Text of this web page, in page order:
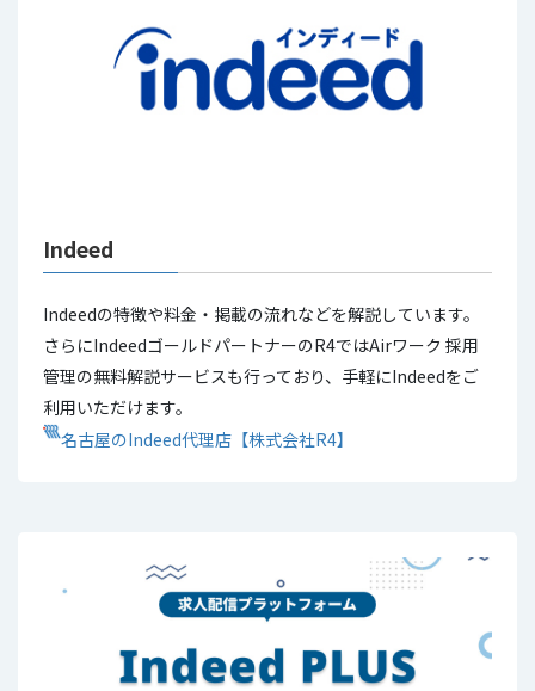
Indeed
Indeedの特徴や料金・掲載の流れなどを解説しています。
さらにIndeedゴールドパートナーのR4ではAirワーク 採用
管理の無料解説サービスも行っており、手軽にIndeedをご
利用いただけます。
名古屋のIndeed代理店【株式会社R4】